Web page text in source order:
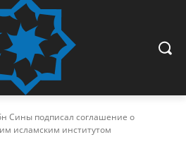
Сины подписал соглашение о
исламским институтом